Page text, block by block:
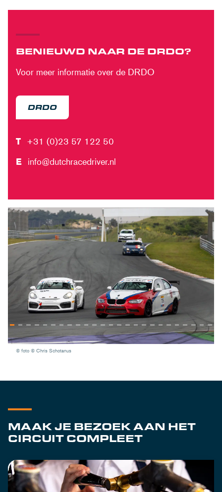
BENIEUWD NAAR DE DRDO?
Voor meer informatie over de DRDO
DRDO
T +31 (0)23 57 122 50
E info@dutchracedriver.nl
© foto © Chris Schotanus
MAAK JE BEZOEK AAN HET
CIRCUIT COMPLEET